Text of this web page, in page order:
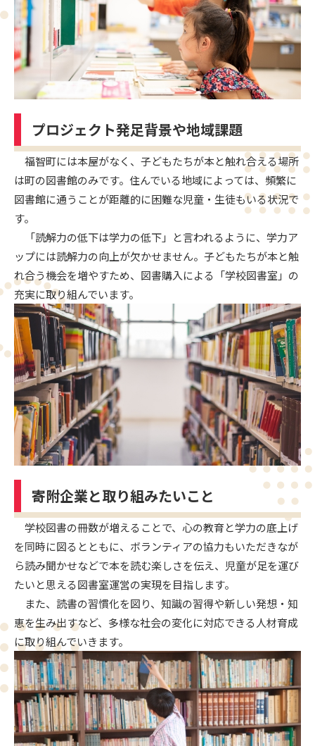
プロジェクト発足背景や地域課題
福智町には本屋がなく、子どもたちが本と触れ合える場所
は町の図書館のみです。住んでいる地域によっては、頻繁に
図書館に通うことが距離的に困難な児童・生徒もいる状況で
す。
「読解力の低下は学力の低下」と言われるように、学力ア
ップには読解力の向上が欠かせません。子どもたちが本と触
れ合う機会を増やすため、図書購入による「学校図書室」の
充実に取り組んでいます。
寄附企業と取り組みたいこと
学校図書の冊数が増えることで、心の教育と学力の底上げ
を同時に図るとともに、ボランティアの協力もいただきなが
ら読み聞かせなどで本を読む楽しさを伝え、児童が足を運び
たいと思える図書室運営の実現を目指します。
また、読書の習慣化を図り、知識の習得や新しい発想・知
恵を生み出すなど、多様な社会の変化に対応できる人材育成
に取り組んでいきます。